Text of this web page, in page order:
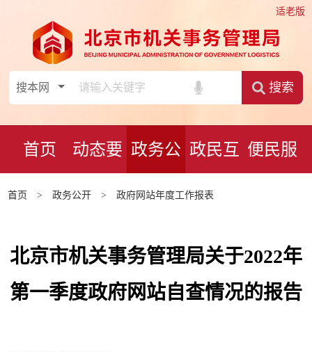
适老版
搜索
首页 动态要
闻
政务公
开
政民互
动
便民服
首页 >政务公开 >政府网站年度工作报表
北京市机关事务管理局关于2022年
第一季度政府网站自查情况的报告